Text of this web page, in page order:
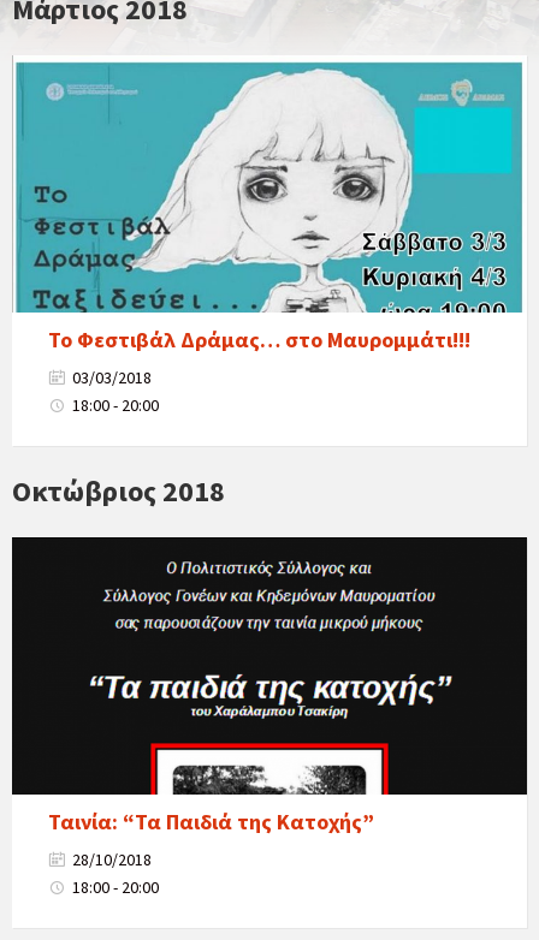
Μάρτιος 2018
Το Φεστιβάλ Δράμας… στο Μαυρομμάτι!!!
03/03/2018
18:00 - 20:00
Οκτώβριος 2018
Ταινία: “Τα Παιδιά της Κατοχής”
28/10/2018
18:00 - 20:00